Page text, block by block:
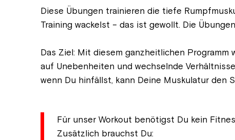
Diese Übungen trainieren die tiefe
Training wackelst – das ist gewollt. Die
Das Ziel: Mit diesem ganzheitlichen
auf Unebenheiten und wechselnde
wenn Du hinfällst, kann Deine Muskulatur den
Für unser Workout benötigst Du kein
Zusätzlich brauchst Du: